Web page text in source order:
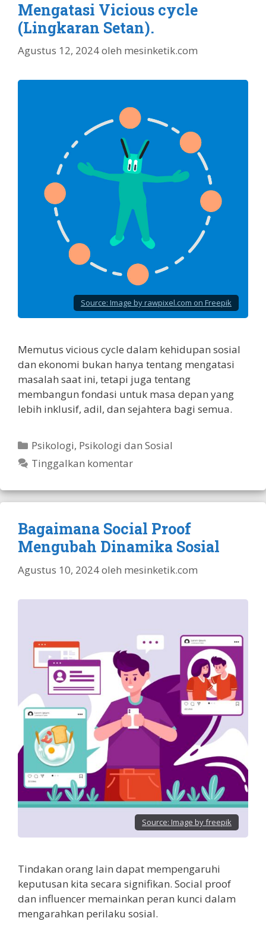
Mengatasi Vicious cycle
(Lingkaran Setan).
Agustus 12, 2024oleh mesinketik.com
Source: Image by rawpixel.com on Freepik
Memutus vicious cycle dalam kehidupan sosial
dan ekonomi bukan hanya tentang mengatasi
masalah saat ini, tetapi juga tentang
membangun fondasi untuk masa depan yang
lebih inklusif, adil, dan sejahtera bagi semua.
Kategori
Psikologi, Psikologi dan Sosial
Tinggalkan komentar
Bagaimana Social Proof
Mengubah Dinamika Sosial
Agustus 10, 2024oleh mesinketik.com
Source: Image by freepik
Tindakan orang lain dapat mempengaruhi
keputusan kita secara signifikan. Social proof
dan influencer memainkan peran kunci dalam
mengarahkan perilaku sosial.